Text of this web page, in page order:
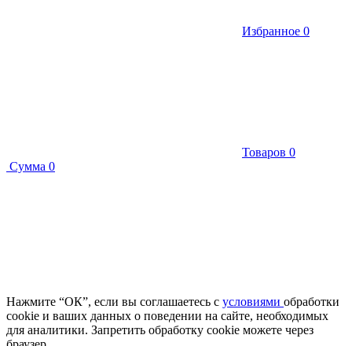
Избранное 0
Товаров 0
Сумма 0
Нажмите “ОК”, если вы соглашаетесь с условиями обработки
cookie и ваших данных о поведении на сайте, необходимых
для аналитики. Запретить обработку cookie можете через